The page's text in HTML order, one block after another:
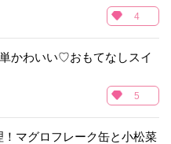
4
かわいい♡おもてなしスイ
5
マグロフレーク缶と小松菜